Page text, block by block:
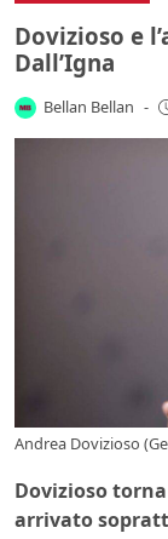
Dovizioso e
Dall’Igna
Bellan Bellan -
Andrea Dovizioso
Dovizioso
arrivato